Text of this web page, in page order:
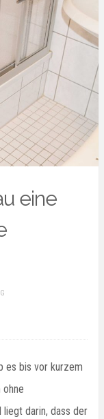
eine
es bis vor kurzem
liegt darin, dass der